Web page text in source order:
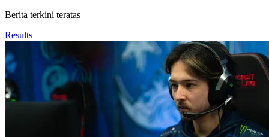
Berita terkini teratas
Results